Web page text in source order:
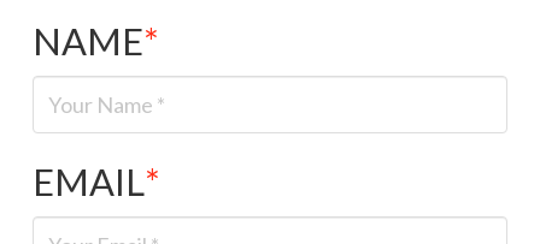
NAME*
EMAIL*